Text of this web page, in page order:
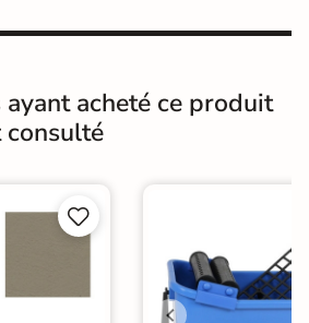
facile à nettoyer.
Gr4 - Très résistant
rectifié
ayant acheté ce produit
consulté

